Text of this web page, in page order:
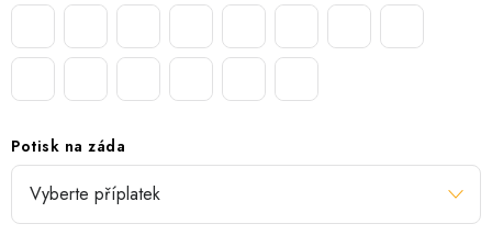
Potisk na záda